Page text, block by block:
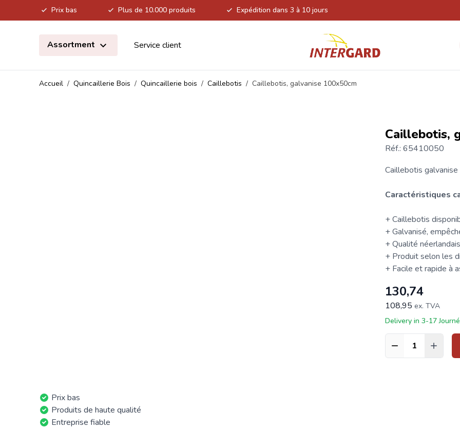
Prix bas Plus de 10.000 produits Expédition dans 3 à 10 jours
Assortment
Service client
Accueil / Quincaillerie Bois / Quincaillerie bois / Caillebotis / Caillebotis, galvanise 100x50cm
Prix bas
Produits de haute qualité
Entreprise fiable
Caillebotis,
Réf.: 65410050
Caillebotis galvanise
Caractéristiques
+ Caillebotis
+ Galvanisé,
+ Qualité
+ Produit selon les
+ Facile et rapide à
130,74
108,95 ex. TVA
Delivery in 3-17
Quantité